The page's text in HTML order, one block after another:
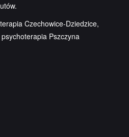
Czechowice-Dziedzice,
Pszczyna